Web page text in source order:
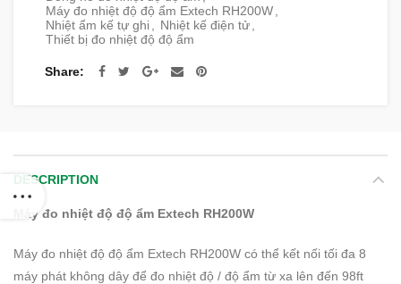
Máy đo nhiệt độ độ ẩm Extech RH200W
Nhiệt ẩm kế tự ghi
Nhiệt kế điện tử
Thiết bị đo nhiệt độ độ ẩm
Share
DESCRIPTION
Máy đo nhiệt độ độ ẩm Extech RH200W
Máy đo nhiệt độ độ ẩm Extech RH200W có thể kết nối tối đa 8
máy phát không dây để đo nhiệt độ / độ ẩm từ xa lên đến 98ft